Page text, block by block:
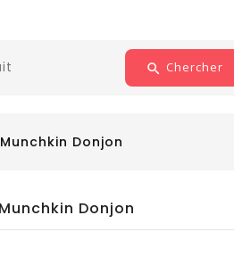
Chercher
Munchkin Donjon
Munchkin Donjon